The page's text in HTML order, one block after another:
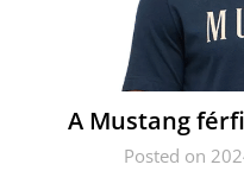
A Mustang
Posted on